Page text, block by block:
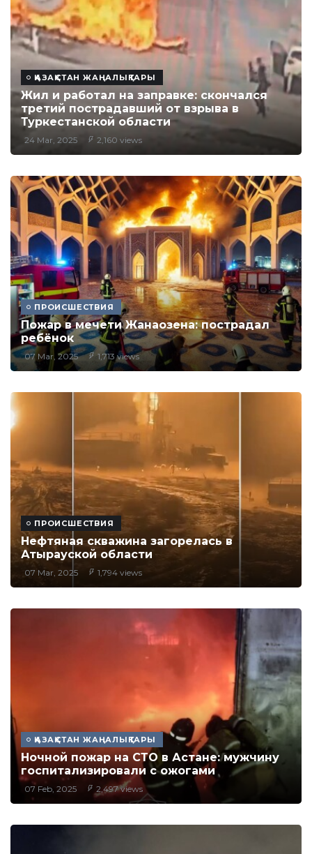
ҚАЗАҚСТАН ЖАҢАЛЫҚТАРЫ
Жил и работал на заправке: скончался
третий пострадавший от взрыва в
Туркестанской области
24 Mar, 2025 2,160 views
ПРОИСШЕСТВИЯ
Пожар в мечети Жанаозена: пострадал
ребёнок
07 Mar, 2025 1,713 views
ПРОИСШЕСТВИЯ
Нефтяная скважина загорелась в
Атырауской области
07 Mar, 2025 1,794 views
ҚАЗАҚСТАН ЖАҢАЛЫҚТАРЫ
Ночной пожар на СТО в Астане: мужчину
госпитализировали с ожогами
07 Feb, 2025 2,497 views